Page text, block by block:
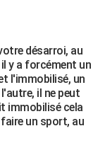
désarroi, au
y a forcément un
l'immobilisé, un
il ne peut
immobilisé cela
un sport, au